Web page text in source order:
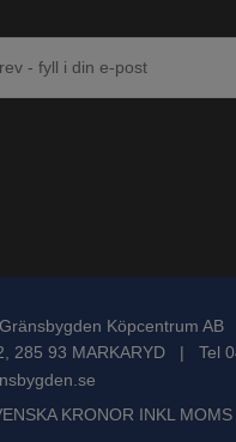
Köpcentrum AB
285 93 MARKARYD | Tel
KRONOR INKL MOMS